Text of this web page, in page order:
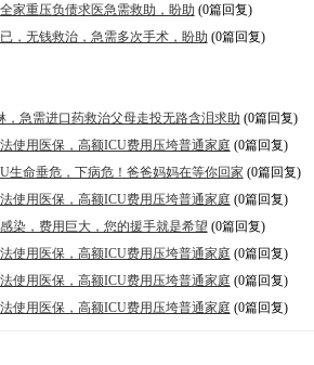
家重压负债求医急需救助，盼助 (0篇回复)
，无钱救治，急需多次手术，盼助 (0篇回复)
急需进口药救治父母走投无路含泪求助 (0篇回复)
使用医保，高额ICU费用压垮普通家庭 (0篇回复)
生命垂危，下病危！爸爸妈妈在等你回家 (0篇回复)
使用医保，高额ICU费用压垮普通家庭 (0篇回复)
染，费用巨大，您的援手就是希望 (0篇回复)
使用医保，高额ICU费用压垮普通家庭 (0篇回复)
使用医保，高额ICU费用压垮普通家庭 (0篇回复)
使用医保，高额ICU费用压垮普通家庭 (0篇回复)